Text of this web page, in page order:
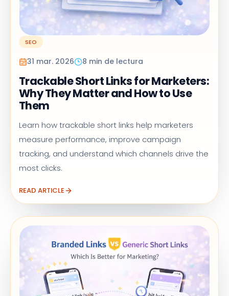
SEO
31 mar. 2026 8 min de lectura
Trackable Short Links for Marketers:
Why They Matter and How to Use
Them
Learn how trackable short links help marketers
measure performance, improve campaign
tracking, and understand which channels drive the
most clicks.
READ ARTICLE